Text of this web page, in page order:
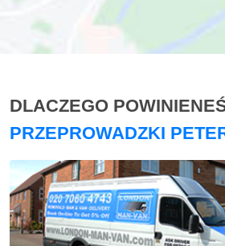
DLACZEGO
PRZEPROWADZKI